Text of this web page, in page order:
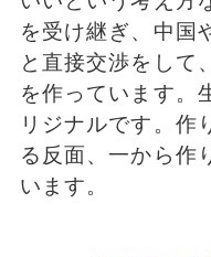
を受け継ぎ、中国
と直接交渉をして
を作っています。
リジナルです。作
る反面、一から作
います。